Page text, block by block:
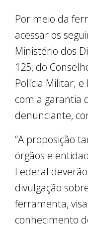
Por meio da
acessar os
Ministério dos
125, do
Polícia Militar; e
com a garantia
denunciante,
“A proposição
órgãos e
Federal
divulgação
ferramenta,
conhecimento